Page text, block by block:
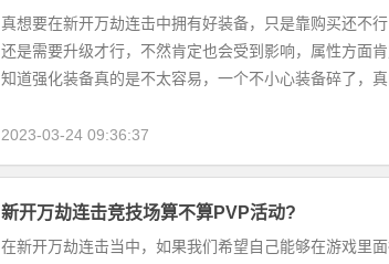
真想要在新开万劫连击中拥有好装备，只是靠购买还不
还是需要升级才行，不然肯定也会受到影响，属性方面
知道强化装备真的是不太容易，一个不小心装备碎了，
2023-03-24 09:36:37
新开万劫连击竞技场算不算PVP活动?
在新开万劫连击当中，如果我们希望自己能够在游戏里面